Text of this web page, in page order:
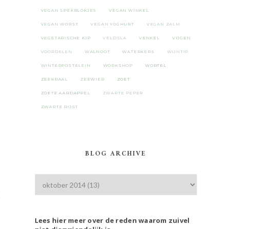
VEGAN SPEKBLOKJES VEGAN WINKEL
VEGAN WORST VEGAN YOGHURT VEGAN ZALM
VEGETARISCHE KIP VELDSLA VENKEL VIJGEN
VOORDELEN WALNOOT WATERKERS WIJNTIP
WINTERPOSTELEIN WORKSHOP WORTEL
ZEEKRAAL ZEEWIER ZOET
ZOETE AARDAPPEL ZWARTE PEPER
ZWARTE RIJST
BLOG ARCHIVE
Lees hier meer over de reden waarom zuivel